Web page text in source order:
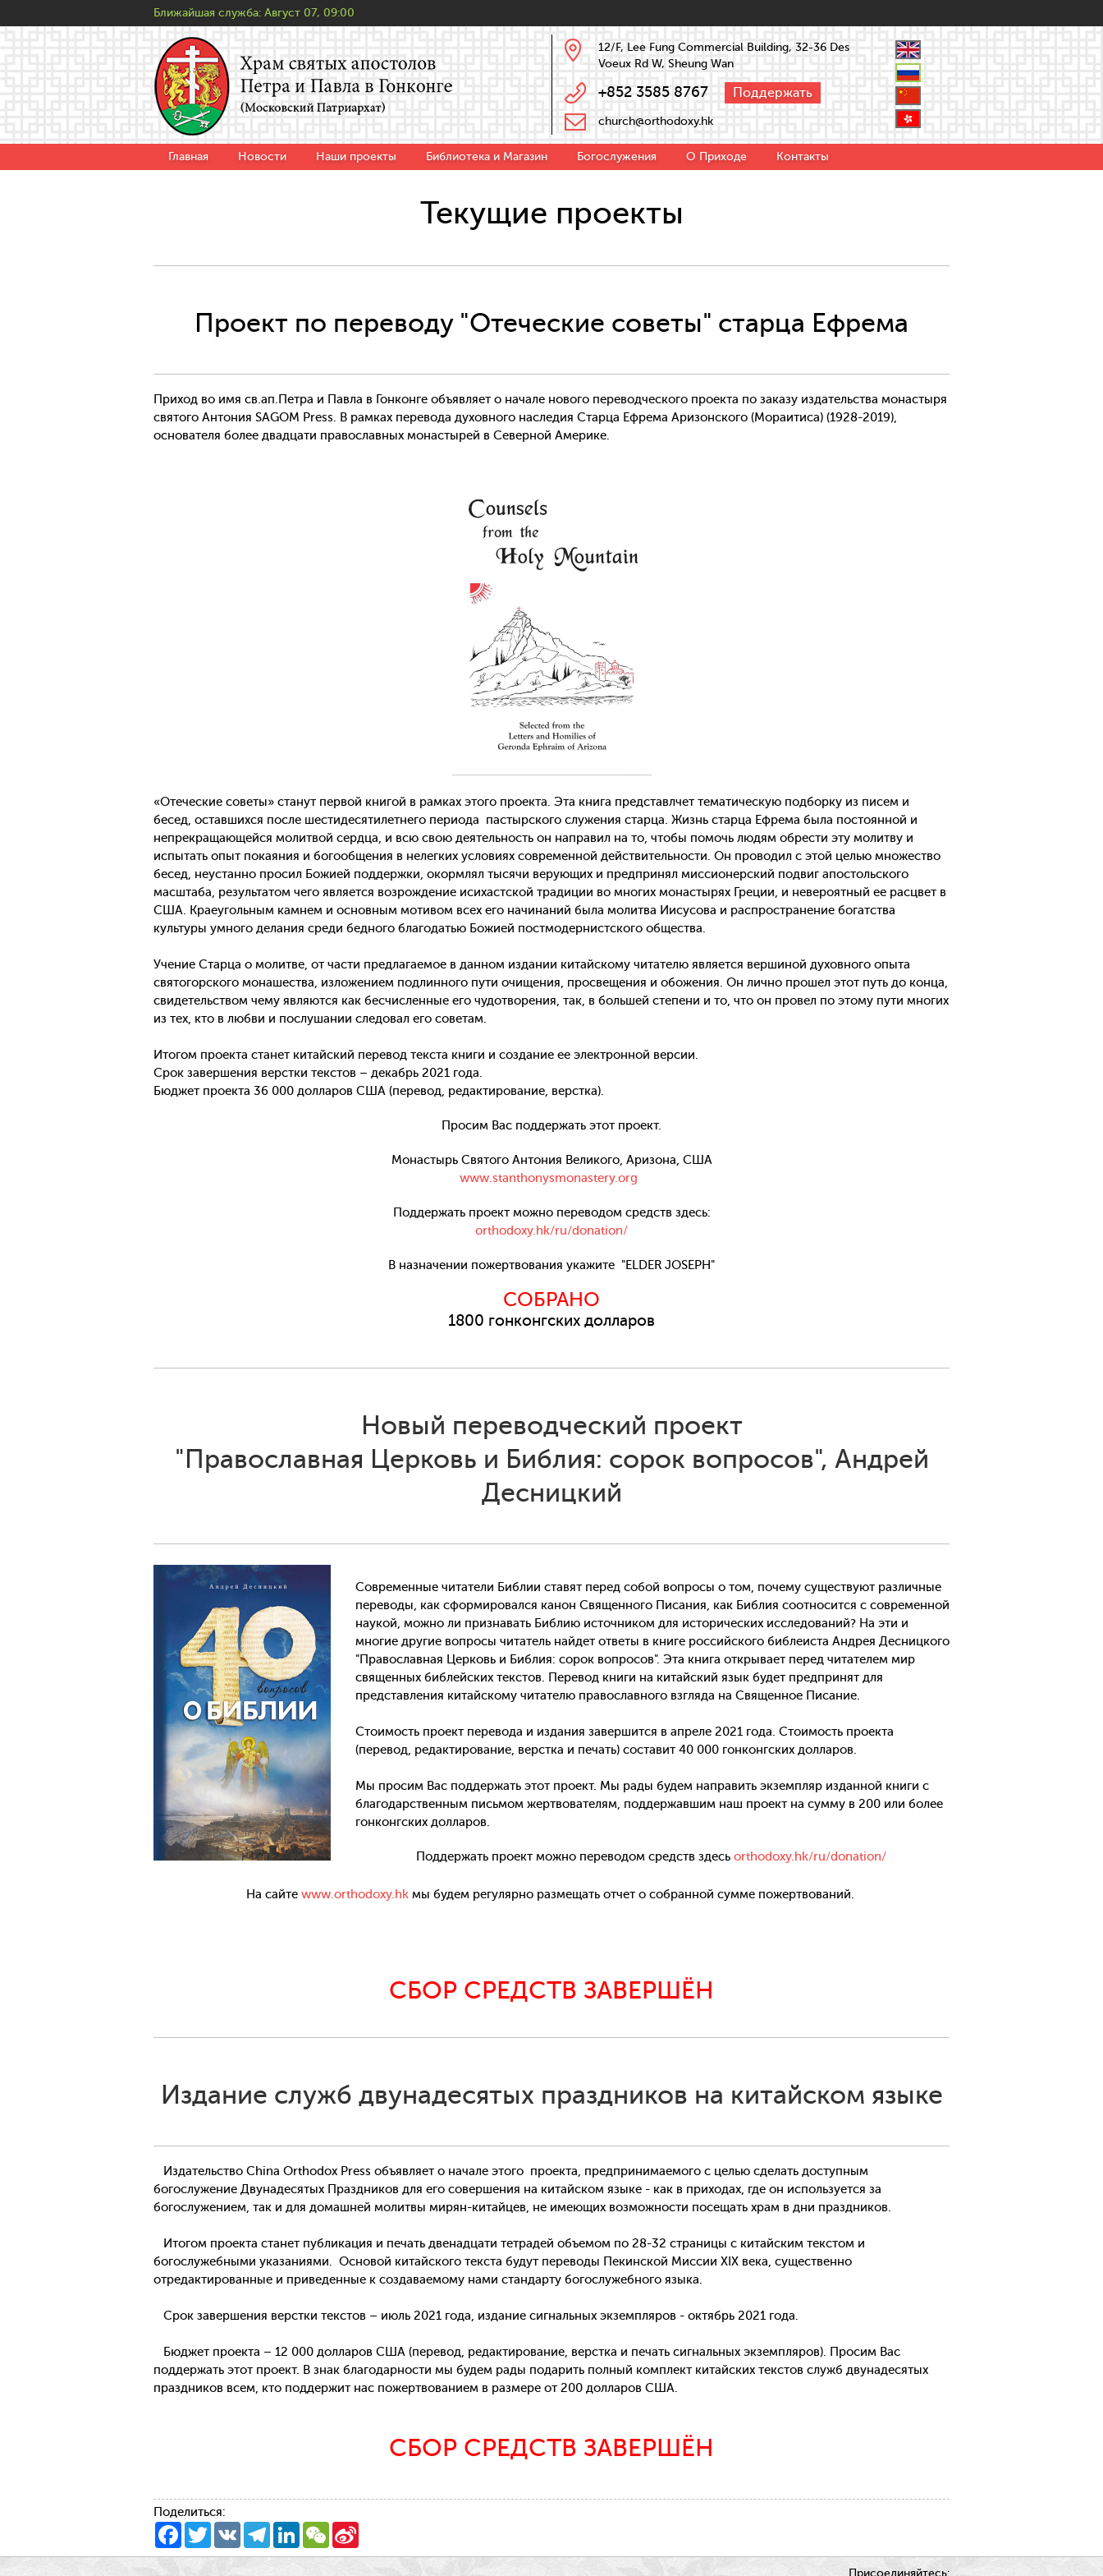
Ближайшая служба: Август 07, 09:00
12/F, Lee Fung Commercial Building, 32-36 Des
Voeux Rd W, Sheung Wan
+852 3585 8767 Поддержать
church@orthodoxy.hk
Главная Новости Наши проекты Библиотека и Магазин Богослужения О Приходе Контакты
Текущие проекты
Проект по переводу "Отеческие советы" старца Ефрема
Приход во имя св.ап.Петра и Павла в Гонконге объявляет о начале нового переводческого проекта по заказу издательства монастыря
святого Антония SAGOM Press. В рамках перевода духовного наследия Старца Ефрема Аризонского (Мораитиса) (1928-2019),
основателя более двадцати православных монастырей в Северной Америке.
«Отеческие советы» станут первой книгой в рамках этого проекта. Эта книга представлчет тематическую подборку из писем и
бесед, оставшихся после шестидесятилетнего периода пастырского служения старца. Жизнь старца Ефрема была постоянной и
непрекращающейся молитвой сердца, и всю свою деятельность он направил на то, чтобы помочь людям обрести эту молитву и
испытать опыт покаяния и богообщения в нелегких условиях современной действительности. Он проводил с этой целью множество
бесед, неустанно просил Божией поддержки, окормлял тысячи верующих и предпринял миссионерский подвиг апостольского
масштаба, результатом чего является возрождение исихастской традиции во многих монастырях Греции, и невероятный ее расцвет в
США. Краеугольным камнем и основным мотивом всех его начинаний была молитва Иисусова и распространение богатства
культуры умного делания среди бедного благодатью Божией постмодернистского общества.
Учение Старца о молитве, от части предлагаемое в данном издании китайскому читателю является вершиной духовного опыта
святогорского монашества, изложением подлинного пути очищения, просвещения и обожения. Он лично прошел этот путь до конца,
свидетельством чему являются как бесчисленные его чудотворения, так, в большей степени и то, что он провел по этому пути многих
из тех, кто в любви и послушании следовал его советам.
Итогом проекта станет китайский перевод текста книги и создание ее электронной версии.
Срок завершения верстки текстов – декабрь 2021 года.
Бюджет проекта 36 000 долларов США (перевод, редактирование, верстка).
Просим Вас поддержать этот проект.
Монастырь Святого Антония Великого, Аризона, США
www.stanthonysmonastery.org
Поддержать проект можно переводом средств здесь:
orthodoxy.hk/ru/donation/
В назначении пожертвования укажите "ELDER JOSEPH"
СОБРАНО
1800 гонконгских долларов
Новый переводческий проект
"Православная Церковь и Библия: сорок вопросов", Андрей
Десницкий
Современные читатели Библии ставят перед собой вопросы о том, почему существуют различные
переводы, как сформировался канон Священного Писания, как Библия соотносится с современной
наукой, можно ли признавать Библию источником для исторических исследований? На эти и
многие другие вопросы читатель найдет ответы в книге российского библеиста Андрея Десницкого
"Православная Церковь и Библия: сорок вопросов". Эта книга открывает перед читателем мир
священных библейских текстов. Перевод книги на китайский язык будет предпринят для
представления китайскому читателю православного взгляда на Священное Писание.
Стоимость проект перевода и издания завершится в апреле 2021 года. Стоимость проекта
(перевод, редактирование, верстка и печать) составит 40 000 гонконгских долларов.
Мы просим Вас поддержать этот проект. Мы рады будем направить экземпляр изданной книги с
благодарственным письмом жертвователям, поддержавшим наш проект на сумму в 200 или более
гонконгских долларов.
Поддержать проект можно переводом средств здесь orthodoxy.hk/ru/donation/
На сайте www.orthodoxy.hkмы будем регулярно размещать отчет о собранной сумме пожертвований.
СБОР СРЕДСТВ ЗАВЕРШЁН
Издание служб двунадесятых праздников на китайском языке
Издательство China Orthodox Press объявляет о начале этого проекта, предпринимаемого с целью сделать доступным
богослужение Двунадесятых Праздников для его совершения на китайском языке - как в приходах, где он используется за
богослужением, так и для домашней молитвы мирян-китайцев, не имеющих возможности посещать храм в дни праздников.
Итогом проекта станет публикация и печать двенадцати тетрадей объемом по 28-32 страницы с китайским текстом и
богослужебными указаниями. Основой китайского текста будут переводы Пекинской Миссии XIX века, существенно
отредактированные и приведенные к создаваемому нами стандарту богослужебного языка.
Срок завершения верстки текстов – июль 2021 года, издание сигнальных экземпляров - октябрь 2021 года.
Бюджет проекта – 12 000 долларов США (перевод, редактирование, верстка и печать сигнальных экземпляров). Просим Вас
поддержать этот проект. В знак благодарности мы будем рады подарить полный комплект китайских текстов служб двунадесятых
праздников всем, кто поддержит нас пожертвованием в размере от 200 долларов США.
СБОР СРЕДСТВ ЗАВЕРШЁН
Поделиться:
Facebook
TwitterVK TelegramLinkedInWeChat
Присоединяйтесь: